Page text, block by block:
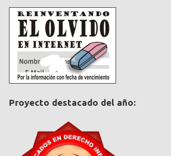
Proyecto destacado del año: